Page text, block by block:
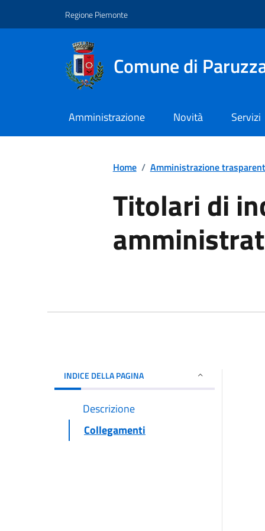
Regione Piemonte
Comune di
Amministrazione Novità Servizi
Home / Amministrazione
Titolari di
INDICE DELLA PAGINA
Descrizione
Collegamenti